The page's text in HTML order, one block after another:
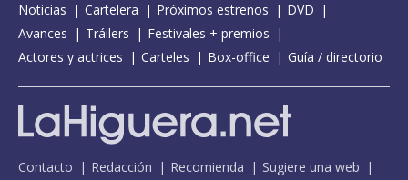
Noticias Cartelera Próximos estrenos
DVD
Avances
Tráilers
Festivales + premios
Actores y actrices
Carteles Box-office Guía / directorio
Contacto Redacción Recomienda Sugiere una web